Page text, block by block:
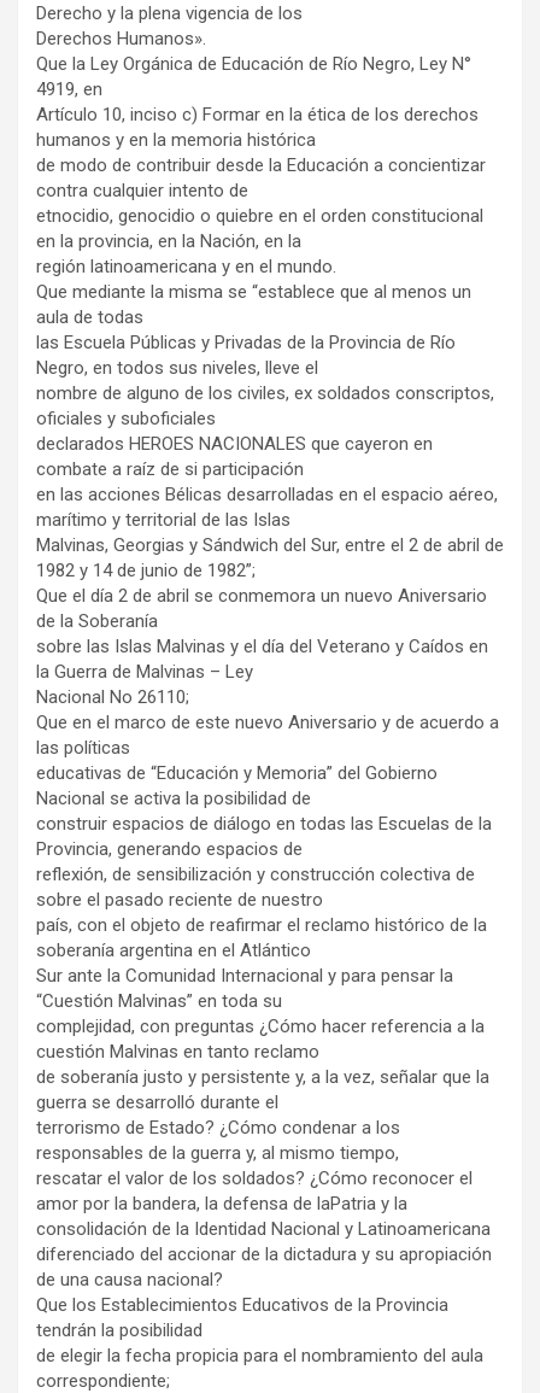
Derecho y la plena vigencia de los
Derechos Humanos».
Que la Ley Orgánica de Educación de Río Negro, Ley N°
4919, en
Artículo 10, inciso c) Formar en la ética de los derechos
humanos y en la memoria histórica
de modo de contribuir desde la Educación a concientizar
contra cualquier intento de
etnocidio, genocidio o quiebre en el orden constitucional
en la provincia, en la Nación, en la
región latinoamericana y en el mundo.
Que mediante la misma se “establece que al menos un
aula de todas
las Escuela Públicas y Privadas de la Provincia de Río
Negro, en todos sus niveles, lleve el
nombre de alguno de los civiles, ex soldados conscriptos,
oficiales y suboficiales
declarados HEROES NACIONALES que cayeron en
combate a raíz de si participación
en las acciones Bélicas desarrolladas en el espacio aéreo,
marítimo y territorial de las Islas
Malvinas, Georgias y Sándwich del Sur, entre el 2 de abril de
1982 y 14 de junio de 1982”;
Que el día 2 de abril se conmemora un nuevo Aniversario
de la Soberanía
sobre las Islas Malvinas y el día del Veterano y Caídos en
la Guerra de Malvinas – Ley
Nacional No 26110;
Que en el marco de este nuevo Aniversario y de acuerdo a
las políticas
educativas de “Educación y Memoria” del Gobierno
Nacional se activa la posibilidad de
construir espacios de diálogo en todas las Escuelas de la
Provincia, generando espacios de
reflexión, de sensibilización y construcción colectiva de
sobre el pasado reciente de nuestro
país, con el objeto de reafirmar el reclamo histórico de la
soberanía argentina en el Atlántico
Sur ante la Comunidad Internacional y para pensar la
“Cuestión Malvinas” en toda su
complejidad, con preguntas ¿Cómo hacer referencia a la
cuestión Malvinas en tanto reclamo
de soberanía justo y persistente y, a la vez, señalar que la
guerra se desarrolló durante el
terrorismo de Estado? ¿Cómo condenar a los
responsables de la guerra y, al mismo tiempo,
rescatar el valor de los soldados? ¿Cómo reconocer el
amor por la bandera, la defensa de laPatria y la
consolidación de la Identidad Nacional y Latinoamericana
diferenciado del accionar de la dictadura y su apropiación
de una causa nacional?
Que los Establecimientos Educativos de la Provincia
tendrán la posibilidad
de elegir la fecha propicia para el nombramiento del aula
correspondiente;